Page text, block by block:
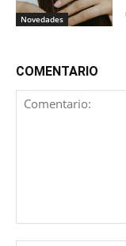
Novedades
COMENTARIO